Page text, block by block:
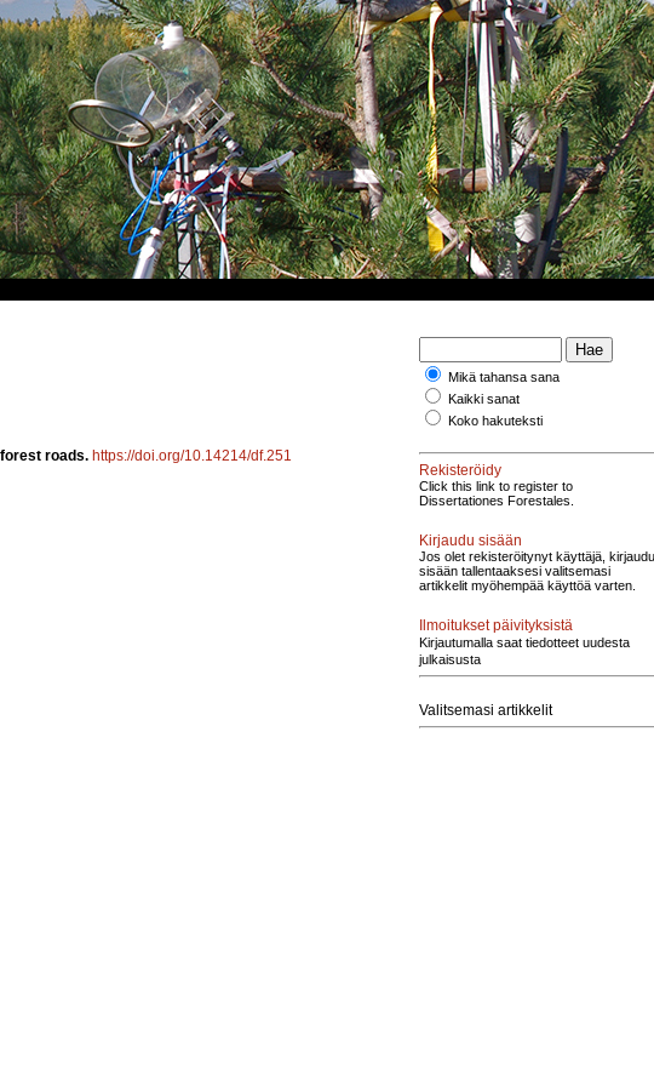
roads. https://doi.org/10.14214/df.251
Mikä tahansa sana
Kaikki sanat
Koko hakuteksti
Rekisteröidy
Click this link to register to
Dissertationes Forestales.
Kirjaudu sisään
Jos olet rekisteröitynyt käyttäjä, kirjaudu
sisään tallentaaksesi valitsemasi
artikkelit myöhempää käyttöä varten.
Ilmoitukset päivityksistä
Kirjautumalla saat tiedotteet uudesta
julkaisusta
Valitsemasi artikkelit